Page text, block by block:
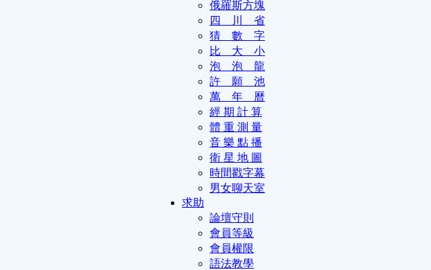
俄羅斯方塊
四 川 省
猜 數 字
比 大 小
泡 泡 龍
許 願 池
萬 年 曆
經 期 計 算
體 重 測 量
音 樂 點 播
衛 星 地 圖
時間戳字幕
男女聊天室
求助
論壇守則
會員等級
會員權限
語法教學